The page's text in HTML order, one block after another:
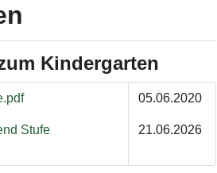
Kindergarten
05.06.2020
Stufe
21.06.2026